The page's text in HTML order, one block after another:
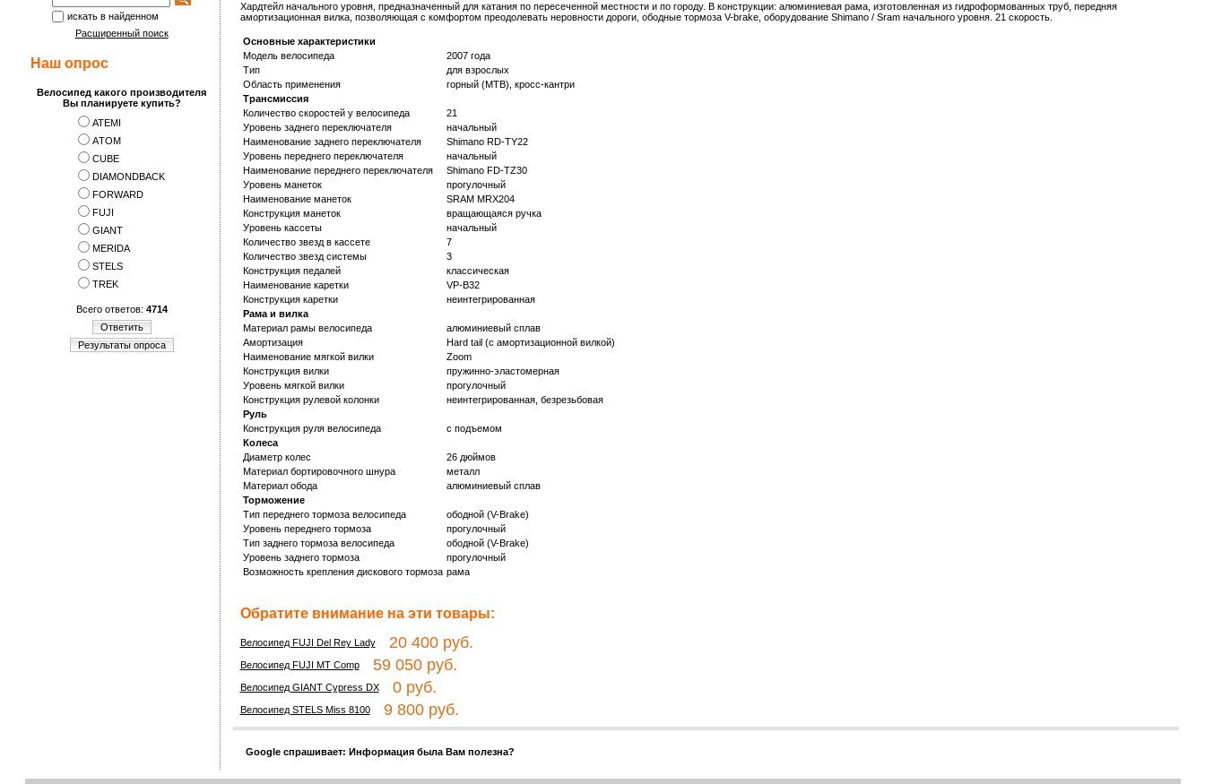
искать в найденном
Расширенный поиск
Наш опрос
Велосипед какого производителя
Вы планируете купить?
ATEMI
АTOM
CUBE
DIAMONDBACK
FORWARD
FUJI
GIANT
MERIDA
STELS
TREK
Всего ответов: 4714
Ответить
Результаты опроса
Хардтейл начального уровня, предназначенный для катания по пересеченной местности и по городу. В конструкции: алюминиевая рама, изготовленная из гидроформованных труб, передняя
амортизационная вилка, позволяющая с комфортом преодолевать неровности дороги, ободные тормоза V-brake, оборудование Shimano / Sram начального уровня. 21 скорость.
Основные характеристики
Модель велосипеда
2007 года
Тип
для взрослых
Область применения
горный (MTB), кросс-кантри
Трансмиссия
Количество скоростей у велосипеда
21
Уровень заднего переключателя
начальный
Наименование заднего переключателя
Shimano RD-TY22
Уровень переднего переключателя
начальный
Наименование переднего переключателя
Shimano FD-TZ30
Уровень манеток
прогулочный
Наименование манеток
SRAM MRX204
Конструкция манеток
вращающаяся ручка
Уровень кассеты
начальный
Количество звезд в кассете
7
Количество звезд системы
3
Конструкция педалей
классическая
Наименование каретки
VP-B32
Конструкция каретки
неинтегрированная
Рама и вилка
Материал рамы велосипеда
алюминиевый сплав
Амортизация
Hard tail (с амортизационной вилкой)
Наименование мягкой вилки
Zoom
Конструкция вилки
пружинно-эластомерная
Уровень мягкой вилки
прогулочный
Конструкция рулевой колонки
неинтегрированная, безрезьбовая
Руль
Конструкция руля велосипеда
с подъемом
Колеса
Диаметр колес
26 дюймов
Материал бортировочного шнура
металл
Материал обода
алюминиевый сплав
Торможение
Тип переднего тормоза велосипеда
ободной (V-Brake)
Уровень переднего тормоза
прогулочный
Тип заднего тормоза велосипеда
ободной (V-Brake)
Уровень заднего тормоза
прогулочный
Возможность крепления дискового тормоза рама
Обратите внимание на эти товары:
Велосипед FUJI Del Rey Lady20 400 руб.
Велосипед FUJI MT Comp59 050 руб.
Велосипед GIANT Cypress DX0 руб.
Велосипед STELS Miss 81009 800 руб.
Google спрашивает: Информация была Вам полезна?